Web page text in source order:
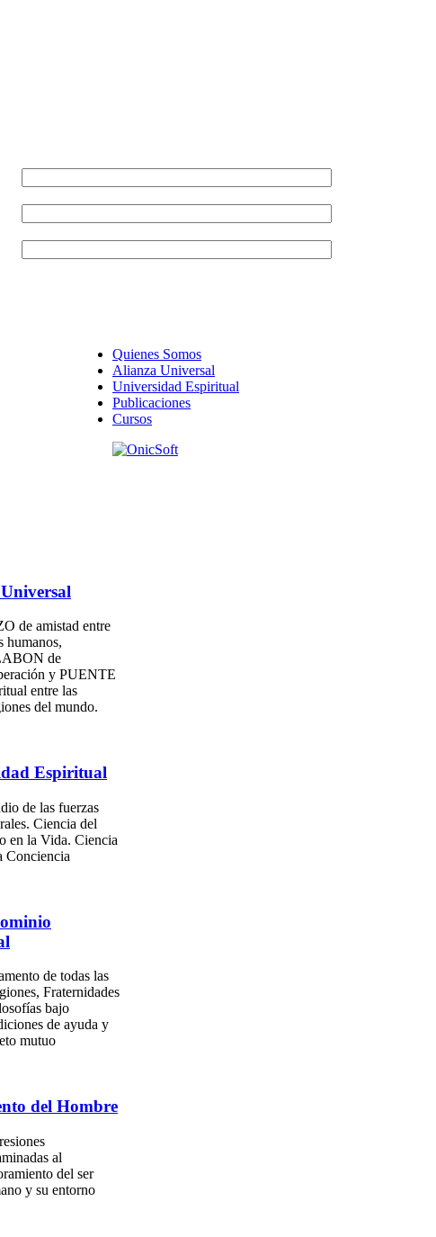
de amistad entre
humanos,
de
y PUENTE
entre las
del mundo.
Espiritual
de las fuerzas
Ciencia del
en la Vida. Ciencia
Conciencia
de todas las
Fraternidades
bajo
de ayuda y
mutuo
del Hombre
al
del ser
y su entorno
Quienes Somos
Alianza Universal
Universidad Espiritual
Publicaciones
Cursos